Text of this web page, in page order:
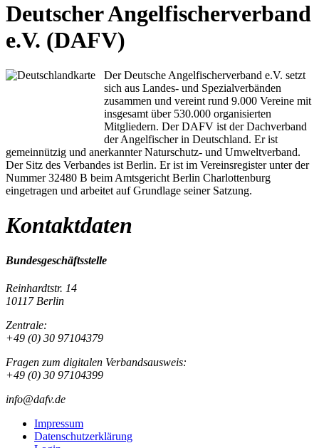
Deutscher Angelfischerverband
e.V. (DAFV)
Der Deutsche Angelfischerverband e.V. setzt
sich aus Landes- und Spezialverbänden
zusammen und vereint rund 9.000 Vereine mit
insgesamt über 530.000 organisierten
Mitgliedern. Der DAFV ist der Dachverband
der Angelfischer in Deutschland. Er ist
gemeinnützig und anerkannter Naturschutz- und Umweltverband.
Der Sitz des Verbandes ist Berlin. Er ist im Vereinsregister unter der
Nummer 32480 B beim Amtsgericht Berlin Charlottenburg
eingetragen und arbeitet auf Grundlage seiner Satzung.
Kontaktdaten
Bundesgeschäftsstelle
Reinhardtstr. 14
10117 Berlin
Zentrale:
+49 (0) 30 97104379
Fragen zum digitalen Verbandsausweis:
+49 (0) 30 97104399
info@dafv.de
Impressum
Datenschutzerklärung